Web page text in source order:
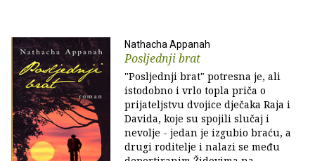
Nathacha Appanah
Posljednji brat
"Posljednji brat" potresna je, ali
istodobno i vrlo topla priča o
prijateljstvu dvojice dječaka Raja i
Davida, koje su spojili slučaj i
nevolje - jedan je izgubio braću, a
drugi roditelje i nalazi se među